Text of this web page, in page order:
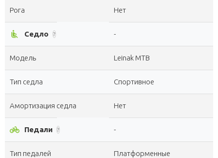
Рога Нет
airline_seat_recline_normal Седло ? -
Модель Leinak MTB
Тип седла Спортивное
Амортизация седла Нет
pedal_bike Педали ? -
Тип педалей Платформенные